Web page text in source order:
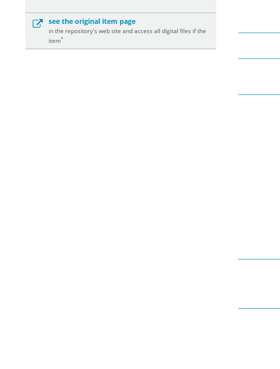
see the original item page
in the repository's web site and access all digital files if the
item*